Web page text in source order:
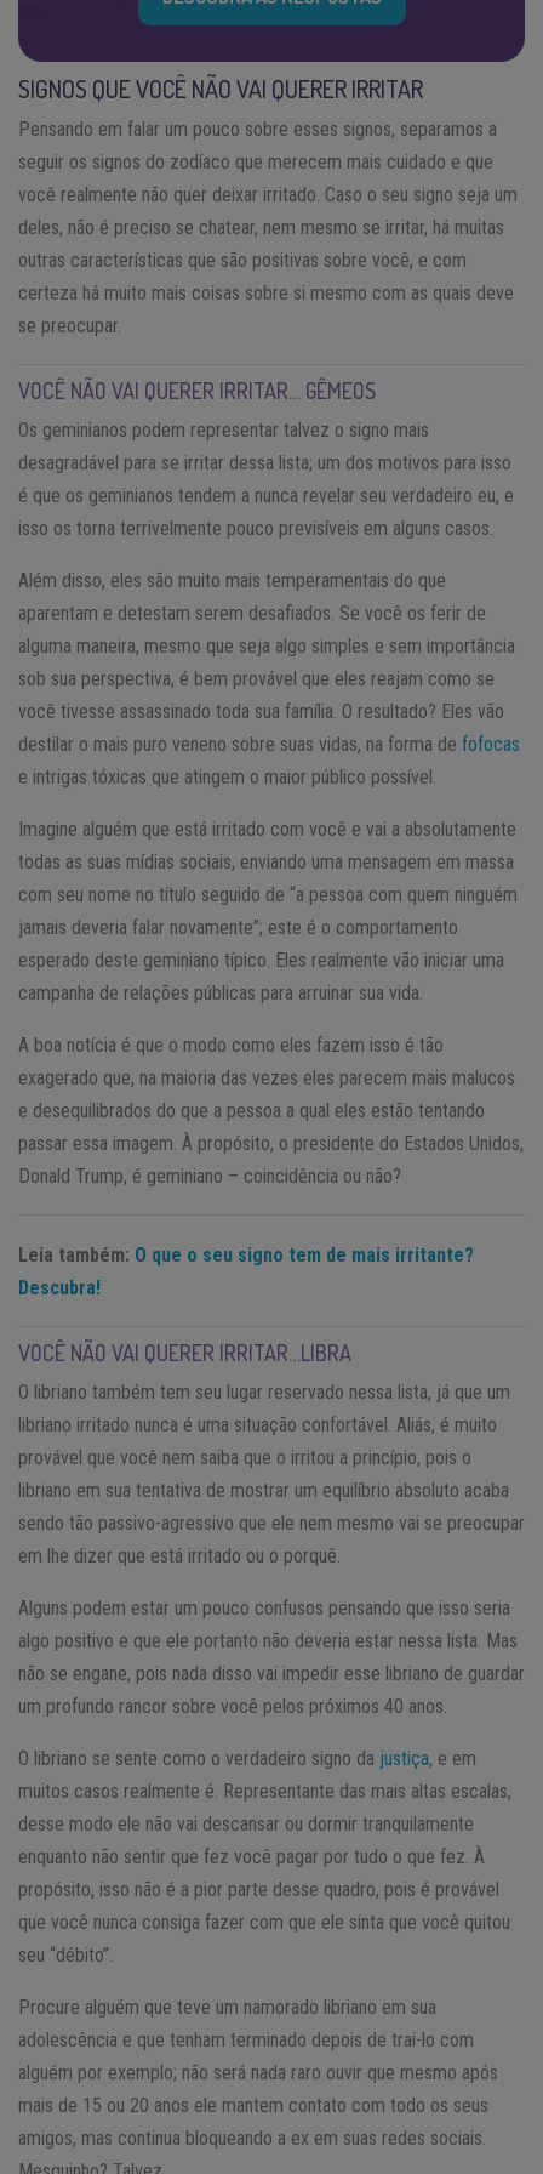
SIGNOS QUE VOCÊ NÃO VAI QUERER IRRITAR
Pensando em falar um pouco sobre esses signos, separamos a
seguir os signos do zodíaco que merecem mais cuidado e que
você realmente não quer deixar irritado. Caso o seu signo seja um
deles, não é preciso se chatear, nem mesmo se irritar, há muitas
outras características que são positivas sobre você, e com
certeza há muito mais coisas sobre si mesmo com as quais deve
se preocupar.
VOCÊ NÃO VAI QUERER IRRITAR… GÊMEOS
Os geminianos podem representar talvez o signo mais
desagradável para se irritar dessa lista; um dos motivos para isso
é que os geminianos tendem a nunca revelar seu verdadeiro eu, e
isso os torna terrivelmente pouco previsíveis em alguns casos.
Além disso, eles são muito mais temperamentais do que
aparentam e detestam serem desafiados. Se você os ferir de
alguma maneira, mesmo que seja algo simples e sem importância
sob sua perspectiva, é bem provável que eles reajam como se
você tivesse assassinado toda sua família. O resultado? Eles vão
destilar o mais puro veneno sobre suas vidas, na forma de fofocas
e intrigas tóxicas que atingem o maior público possível.
Imagine alguém que está irritado com você e vai a absolutamente
todas as suas mídias sociais, enviando uma mensagem em massa
com seu nome no título seguido de “a pessoa com quem ninguém
jamais deveria falar novamente”; este é o comportamento
esperado deste geminiano típico. Eles realmente vão iniciar uma
campanha de relações públicas para arruinar sua vida.
A boa notícia é que o modo como eles fazem isso é tão
exagerado que, na maioria das vezes eles parecem mais malucos
e desequilibrados do que a pessoa a qual eles estão tentando
passar essa imagem. À propósito, o presidente do Estados Unidos,
Donald Trump, é geminiano – coincidência ou não?
Leia também: O que o seu signo tem de mais irritante?
Descubra!
VOCÊ NÃO VAI QUERER IRRITAR…LIBRA
O libriano também tem seu lugar reservado nessa lista, já que um
libriano irritado nunca é uma situação confortável. Aliás, é muito
provável que você nem saiba que o irritou a princípio, pois o
libriano em sua tentativa de mostrar um equilíbrio absoluto acaba
sendo tão passivo-agressivo que ele nem mesmo vai se preocupar
em lhe dizer que está irritado ou o porquê.
Alguns podem estar um pouco confusos pensando que isso seria
algo positivo e que ele portanto não deveria estar nessa lista. Mas
não se engane, pois nada disso vai impedir esse libriano de guardar
um profundo rancor sobre você pelos próximos 40 anos.
O libriano se sente como o verdadeiro signo da justiça, e em
muitos casos realmente é. Representante das mais altas escalas,
desse modo ele não vai descansar ou dormir tranquilamente
enquanto não sentir que fez você pagar por tudo o que fez. À
propósito, isso não é a pior parte desse quadro, pois é provável
que você nunca consiga fazer com que ele sinta que você quitou
seu “débito”.
Procure alguém que teve um namorado libriano em sua
adolescência e que tenham terminado depois de trai-lo com
alguém por exemplo; não será nada raro ouvir que mesmo após
mais de 15 ou 20 anos ele mantem contato com todo os seus
amigos, mas continua bloqueando a ex em suas redes sociais.